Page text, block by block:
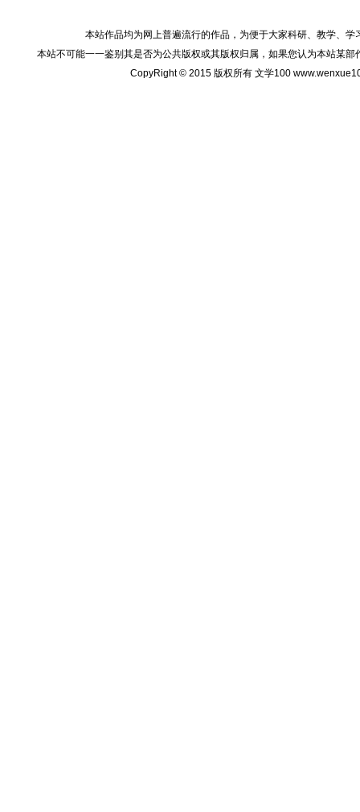
本站作品均为网上普遍流行的作品，为便于大家科研、教学、
本站不可能一一鉴别其是否为公共版权或其版权归属，如果您认为本站某
CopyRight © 2015 版权所有 文学100